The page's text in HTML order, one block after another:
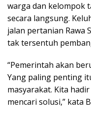
warga dan kelompok
secara langsung.
jalan pertanian Rawa
tak tersentuh
“Pemerintah akan
Yang paling penting
masyarakat. Kita
mencari solusi,” kata